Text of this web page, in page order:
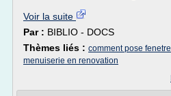
Voir la suite
Par : BIBLIO - DOCS
Thèmes liés : comment pose fenetre
menuiserie en renovation